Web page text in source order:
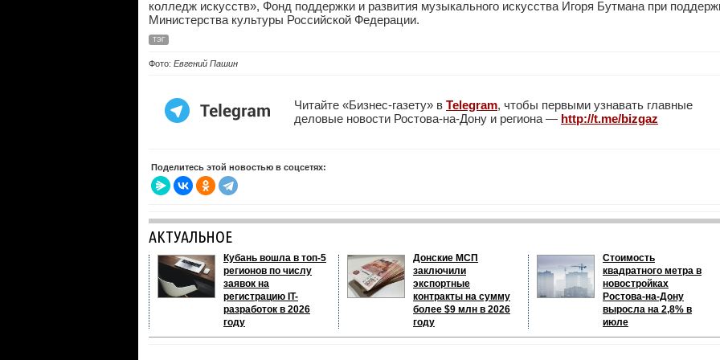
колледж искусств», Фонд поддержки и развития музыкального искусства Игоря Бутмана при
Министерства культуры Российской Федерации.
ТЭГ
Фото: Евгений Пашин
Читайте «Бизнес-газету» в Telegram, чтобы первыми узнавать главные
деловые новости Ростова-на-Дону и региона — http://t.me/bizgaz
Поделитесь этой новостью в соцсетях:
АКТУАЛЬНОЕ
Кубань вошла в топ-5
регионов по числу
заявок на
регистрацию IT-
разработок в 2026
году
Донские МСП
заключили
экспортные
контракты на сумму
более $9 млн в 2026
году
Стоимость
квадратного метра в
новостройках
Ростова-на-Дону
выросла на 2,8% в
июле